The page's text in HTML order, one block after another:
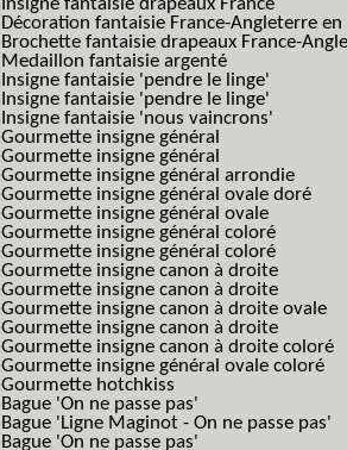
Insigne fantaisie drapeaux France
Décoration fantaisie France-Angleterre en
Brochette fantaisie drapeaux France-
Medaillon fantaisie argenté
Insigne fantaisie 'pendre le linge'
Insigne fantaisie 'pendre le linge'
Insigne fantaisie 'nous vaincrons'
Gourmette insigne général
Gourmette insigne général
Gourmette insigne général arrondie
Gourmette insigne général ovale doré
Gourmette insigne général ovale
Gourmette insigne général coloré
Gourmette insigne général coloré
Gourmette insigne canon à droite
Gourmette insigne canon à droite
Gourmette insigne canon à droite ovale
Gourmette insigne canon à droite
Gourmette insigne canon à droite coloré
Gourmette insigne général ovale coloré
Gourmette hotchkiss
Bague 'On ne passe pas'
Bague 'Ligne Maginot - On ne passe pas'
Bague 'On ne passe pas'